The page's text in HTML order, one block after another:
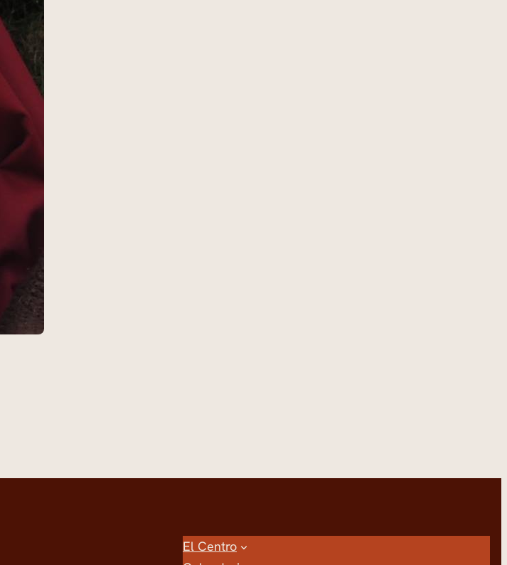
El Centro